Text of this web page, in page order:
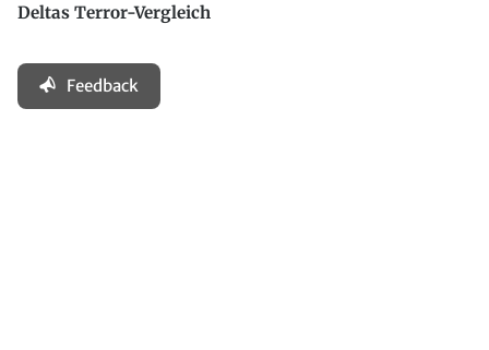
Deltas Terror-Vergleich
Feedback